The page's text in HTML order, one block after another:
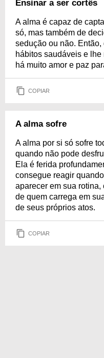
Ensinar a ser cortês
A alma é capaz de
só, mas também de
sedução ou não.
hábitos saudáveis e
há muito amor e paz
COPIAR
A alma sofre
A alma por si só sofre
quando não pode
Ela é ferida
consegue reagir
aparecer em sua
de quem carrega em
de seus próprios atos.
COPIAR